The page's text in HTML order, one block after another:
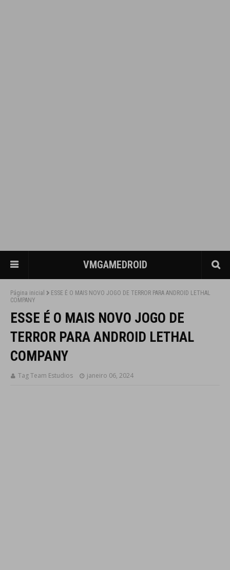
VMGAMEDROID
Página inicial
ESSE É O MAIS NOVO JOGO DE TERROR PARA ANDROID LETHAL
COMPANY
ESSE É O MAIS NOVO JOGO DE
TERROR PARA ANDROID LETHAL
COMPANY
Tag Team Estudios janeiro 06, 2024